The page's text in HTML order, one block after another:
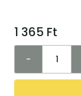
1 365 Ft
-